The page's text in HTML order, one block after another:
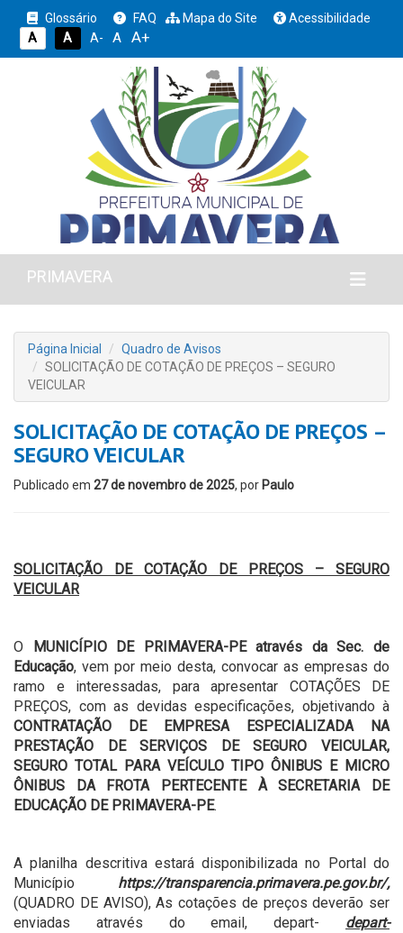
Glossário FAQ Mapa do Site
Acessibilidade
A
A A- A A+
PRIMAVERA
Página Inicial
Quadro de Avisos
SOLICITAÇÃO DE COTAÇÃO DE PREÇOS – SEGURO
VEICULAR
SOLICITAÇÃO DE COTAÇÃO DE PREÇOS –
SEGURO VEICULAR
Publicado em 27 de novembro de 2025, por Paulo
SOLICITAÇÃO DE COTAÇÃO DE PREÇOS – SEGURO
VEICULAR
O
MUNICÍPIO DE PRIMAVERA-PE através da Sec. de
Educação, vem por meio desta, convocar as empresas do
ramo e interessadas, para apresentar COTAÇÕES DE
PREÇOS, com as devidas especificações, objetivando à
CONTRATAÇÃO DE EMPRESA ESPECIALIZADA NA
PRESTAÇÃO DE SERVIÇOS DE SEGURO VEICULAR,
SEGURO TOTAL PARA VEÍCULO TIPO ÔNIBUS E MICRO
ÔNIBUS DA FROTA PERTECENTE À SECRETARIA DE
EDUCAÇÃO DE PRIMAVERA-PE.
A planilha descritiva estará disponibilizada no Portal do
Município https://transparencia.primavera.pe.gov.br/,
(QUADRO DE AVISO), As cotações de preços deverão ser
enviadas através do email, depart- depart-